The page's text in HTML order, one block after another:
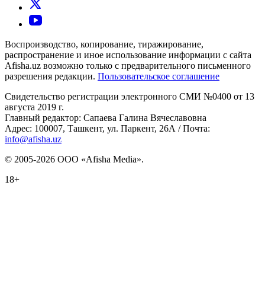
Воспроизводство, копирование, тиражирование,
распространение и иное использование информации с сайта
Afisha.uz возможно только с предварительного письменного
разрешения редакции. Пользовательское соглашение
Свидетельство регистрации электронного СМИ №0400 от 13
августа 2019 г.
Главный редактор: Сапаева Галина Вячеславовна
Адрес: 100007, Ташкент, ул. Паркент, 26А / Почта:
info@afisha.uz
© 2005-2026 ООО «Afisha Media».
18+